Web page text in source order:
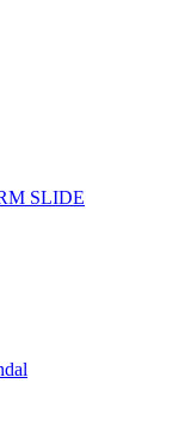
SLIDE